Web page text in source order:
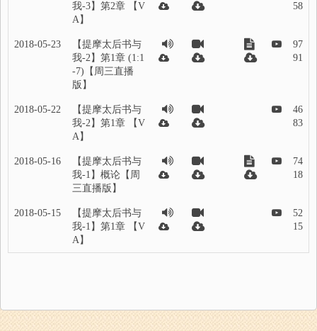
我-3】第2章 【V
A】
58
2018-05-23
【提摩太后书与
我-2】第1章 (1:1
-7)【周三直播
版】
97
91
2018-05-22
【提摩太后书与
我-2】第1章 【V
A】
46
83
2018-05-16
【提摩太后书与
我-1】概论【周
三直播版】
74
18
2018-05-15
【提摩太后书与
我-1】第1章 【V
A】
52
15